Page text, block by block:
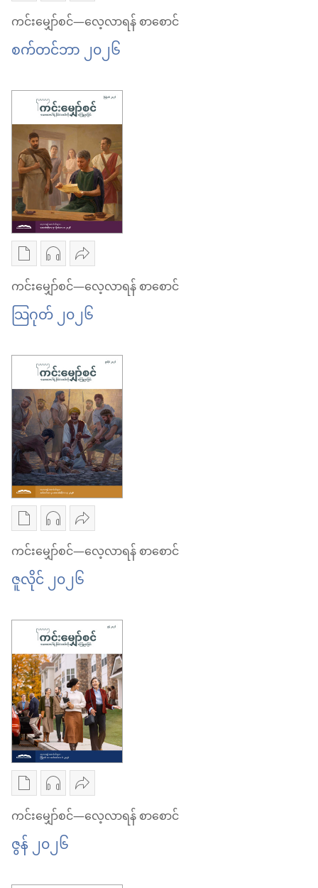
ရန်
စာစောင်
အောက်တိုဘာ ၂၀၂၆
လေ့လာ
ရန်
စာစောင်
ကူး
ယူ
မှာ
ရွေးချယ်
စရာ
များ
ကင်း
မျှော်စင်
—
လေ့လာ
ရန်
စာစောင်
စက်တင်ဘာ ၂၀၂၆
ဖိုင်
ကူး
ရာ
မှာ
ရွေးချယ်
စရာ
များ
ကင်း
မျှော်စင်
—
လေ့လာ
ရန်
စာစောင်
ပါ
ကင်း
မျှော်စင်
—
လေ့လာ
စာစောင်
စက်တင်ဘာ ၂၀၂၆
ကင်းမျှော်စင်—လေ့လာရန် စာစောင်
စက်တင်ဘာ ၂၀၂၆
စာပေ
ကူး
ယူ
ရာ
မှာ
ရွေးချယ်
စရာ
များ
ကင်း
မျှော်စင်
—
လေ့လာ
ရန်
စာစောင်
သြ
အသံ
ဖိုင်
ကူး
ယူ
ရာ
မှာ
ရွေးချယ်
စရာ
များ
ကင်း
မျှော်စင်
—
လေ့လာ
ရန်
စာစောင်
ဂုတ် ၂၀၂၆
ဝေမျှ
ပါ
ကင်း
မျှော်စင်
—
လေ့လာ
ရန်
စာစောင်
သြ
ဂုတ် ၂၀၂၆
ကင်းမျှော်စင်—လေ့လာရန် စာစောင်
သြဂုတ် ၂၀၂၆
စာပေ
ကူး
ယူ
ရာ
မှာ
ရွေးချယ်
စရာ
များ
ကင်း
မျှော်စင်
—
လေ့လာ
ရန်
စာစောင်
ဇူလိုင် ၂၀၂၆
အသံ
ဖိုင်
ကူး
ယူ
ရာ
မှာ
ရွေးချယ်
စရာ
များ
ကင်း
မျှော်စင်
—
လေ့လာ
ရန်
စာစောင်
ဝေမျှ
ပါ
ကင်း
—
လေ့လာ
ရန်
စာစောင်
ဇူလိုင် ၂၀၂၆
ကင်းမျှော်စင်—လေ့လာရန် စာစောင်
ဇူလိုင် ၂၀၂၆
စာပေ
ကူး
ယူ
ရာ
အသံ
ဖိုင်
ကူး
ယူ
ဝေမျှ
ပါ
ကင်းမျှော်စင်—လေ့လာရန် စာစောင်
ဇွန် ၂၀၂၆